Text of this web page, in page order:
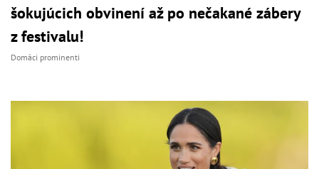
šokujúcich obvinení až po nečakané zábery
z festivalu!
Domáci prominenti